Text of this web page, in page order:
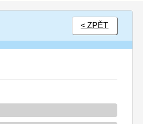
< ZPĚT